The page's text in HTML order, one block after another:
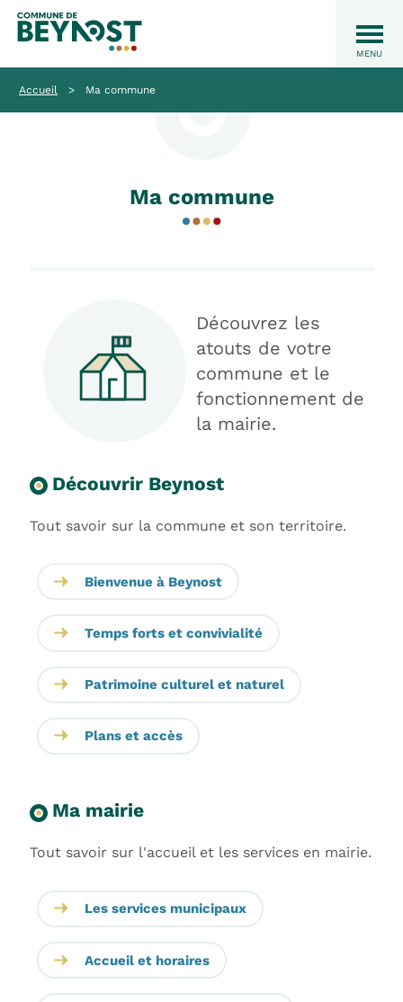
Accueil > Ma commune
Ma commune
Découvrez les
atouts de votre
commune et le
fonctionnement de
la mairie.
Découvrir Beynost
Tout savoir sur la commune et son territoire.
Bienvenue à Beynost
Temps forts et convivialité
Patrimoine culturel et naturel
Plans et accès
Ma mairie
Tout savoir sur l'accueil et les services en mairie.
Les services municipaux
Accueil et horaires